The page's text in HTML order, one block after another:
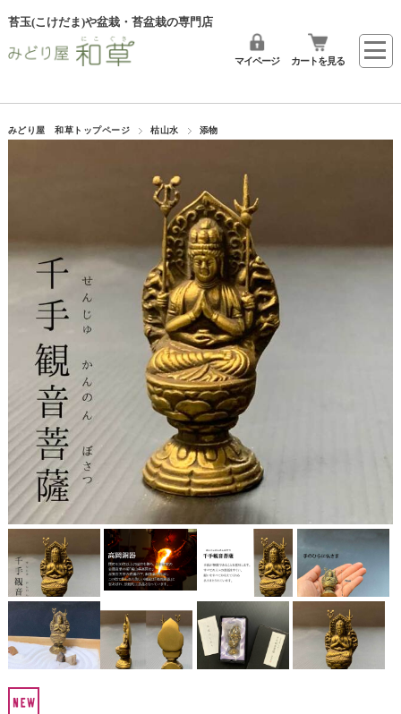
苔玉(こけだま)や盆栽・苔盆栽の専門店
マイページ カートを見る
みどり屋 和草トップページ 枯山水 添物